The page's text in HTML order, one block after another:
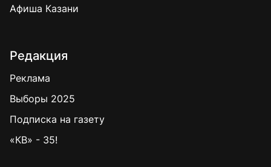
Афиша Казани
Редакция
Реклама
Выборы 2025
Подписка на газету
«КВ» - 35!